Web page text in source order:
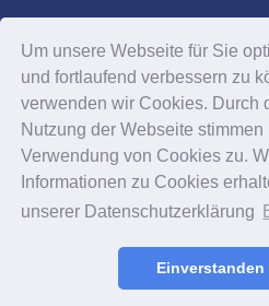
Um unsere Webseite für Sie
und fortlaufend verbessern zu
verwenden wir Cookies. Durch
Nutzung der Webseite stimmen
Verwendung von Cookies zu.
Informationen zu Cookies
unserer Datenschutzerklärung
Einverstanden
Aachener
1925
Ihr Experte für
Sicherheit in
Soforthilfe